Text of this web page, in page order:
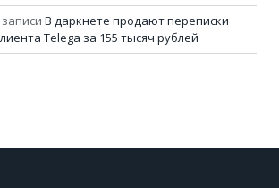
записи В даркнете продают переписки
Telega за 155 тысяч рублей